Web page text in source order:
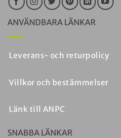
ANVÄNDBARA LÄNKAR
Leverans- och returpolicy
Villkor och bestämmelser
Länk till ANPC
SNABBA LÄNKAR